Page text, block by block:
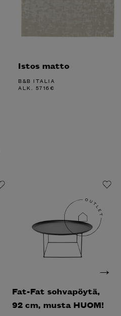
Istos matto
B&B ITALIA
ALK. 5716€
Fat-Fat sohvapöytä,
92 cm, musta HUOM!